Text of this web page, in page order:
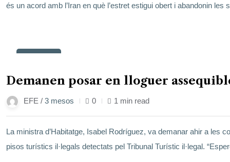
és un acord amb l’Iran en què l’estret estigui obert i abandonin
Demanen posar en lloguer
EFE / 3 mesos 0 1 min read
La ministra d’Habitatge, Isabel Rodríguez, va demanar ahir a les
pisos turístics il·legals detectats pel Tribunal Turístic il·legal.